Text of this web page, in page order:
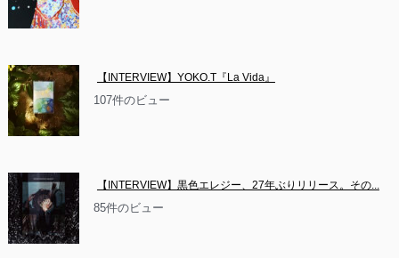
【INTERVIEW】YOKO.T『La Vida』
107件のビュー
【INTERVIEW】黒色エレジー、27年ぶりリリース。その...
85件のビュー